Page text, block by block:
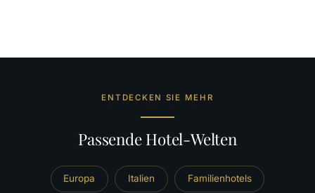
ENTDECKEN SIE MEHR
Passende Hotel-Welten
Europa Italien Familienhotels